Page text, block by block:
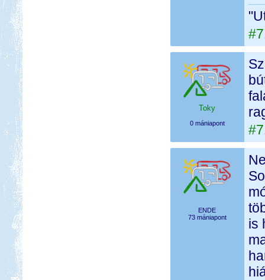
Toky
0 mániapont
ENDE
73 mániapont
is